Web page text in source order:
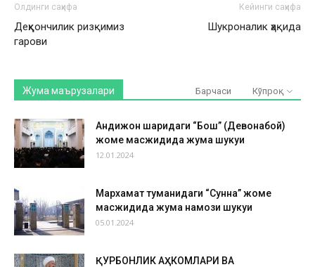
Олдинги саҳифа
Деҳқончилик ризқимиз
гарови
Кейинги саҳифа
Шукроналик ҳақида
Жума маърузалари Барчаси Кўпроқ
Андижон шаҳридаги “Бош” (Девонабой)
жоме масжидида жума шукуҳи
12.01.2024
Мархамат туманидаги “Сунна” жоме
масжидида жума намози шукуҳи
05.01.2024
ҚУРБОНЛИК АҲКОМЛАРИ ВА